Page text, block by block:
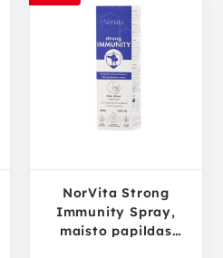
NorVita Strong
Immunity Spray,
maisto papildas